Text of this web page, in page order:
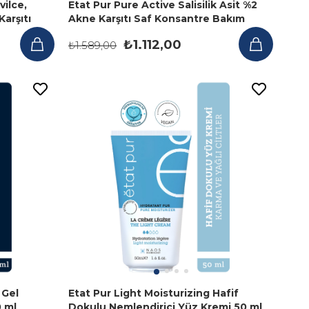
Etat Pur Pure Active Salisilik Asit %2
Akne Karşıtı Saf Konsantre Bakım
₺1.112,00
₺1.589,00
Etat Pur Light Moisturizing Hafif